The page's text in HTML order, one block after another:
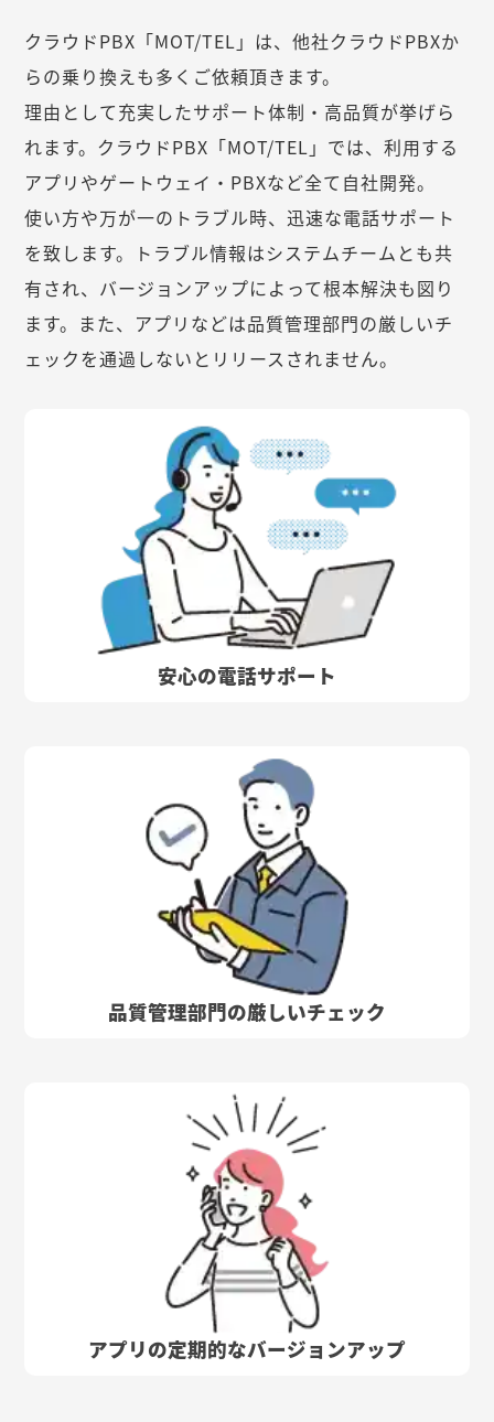
クラウドPBX「MOT/TEL」は、他社クラウドPBXか
らの乗り換えも多くご依頼頂きます。
理由として充実したサポート体制・高品質が挙げら
れます。クラウドPBX「MOT/TEL」では、利用する
アプリやゲートウェイ・PBXなど全て自社開発。
使い方や万が一のトラブル時、迅速な電話サポート
を致します。トラブル情報はシステムチームとも共
有され、バージョンアップによって根本解決も図り
ます。また、アプリなどは品質管理部門の厳しいチ
ェックを通過しないとリリースされません。
安心の電話サポート
品質管理部門の厳しいチェック
アプリの定期的なバージョンアップ